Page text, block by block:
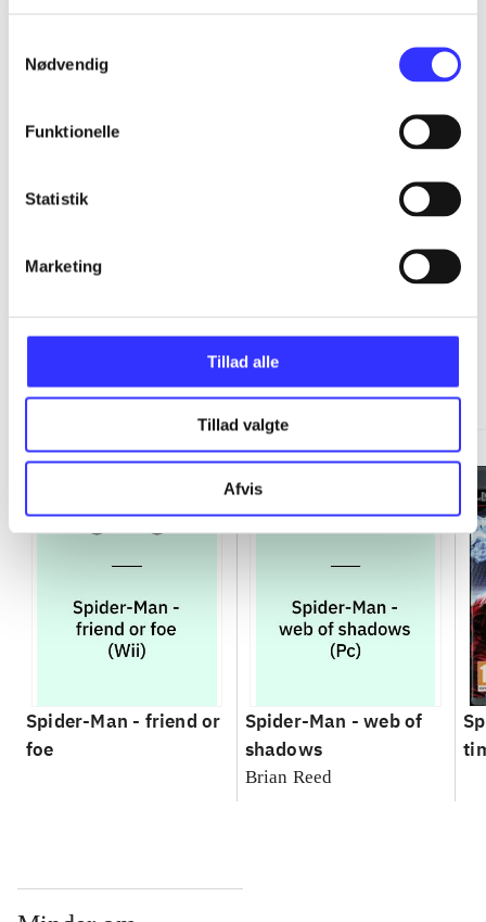
Nødvendig
Funktionelle
Statistik
Marketing
Tillad alle
Tillad valgte
Afvis
Spider-Man
Gå til serien
Spider-Man - friend or
foe
Spider-Man - web of
shadows
Brian Reed